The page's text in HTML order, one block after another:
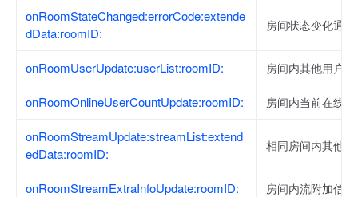
onRoomStateChanged:errorCode:extende
dData:roomID:
房间状态变化通
onRoomUserUpdate:userList:roomID: 房间内其他用户
onRoomOnlineUserCountUpdate:roomID: 房间内当前在线
onRoomStreamUpdate:streamList:extend
edData:roomID:
相同房间内其他
onRoomStreamExtraInfoUpdate:roomID: 房间内流附加信